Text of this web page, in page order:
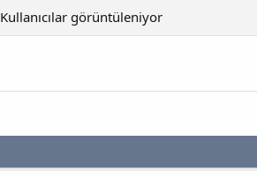
Kullanıcılar görüntüleniyor